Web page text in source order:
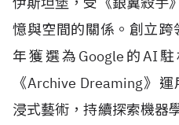
憶與空間的關係。創立跨
年獲選為 Google 的AI
《Archive Dreaming》運
浸式藝術，持續探索機器